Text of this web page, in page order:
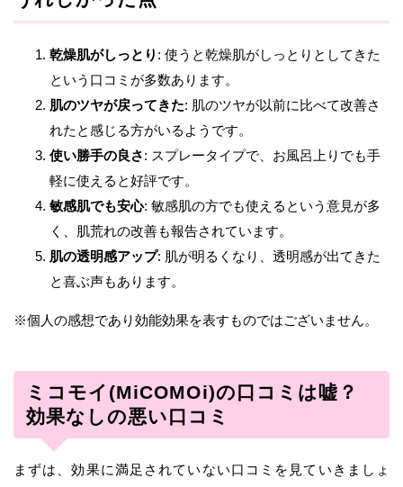
乾燥肌がしっとり : 使うと乾燥肌がしっとりとしてきた
という口コミが多数あります。
肌のツヤが戻ってきた: 肌のツヤが以前に比べて改善さ
れたと感じる方がいるようです。
使い勝手の良さ: スプレータイプで、お風呂上りでも手
軽に使えると好評です。
敏感肌でも安心: 敏感肌の方でも使えるという意見が多
く、肌荒れの改善も報告されています。
肌の透明感アップ: 肌が明るくなり、透明感が出てきた
と喜ぶ声もあります。
※個人の感想であり効能効果を表すものではございません。
ミコモイ(MiCOMOi)の口コミは嘘？
効果なしの悪い口コミ
まずは、効果に満足されていない口コミを見ていきましょ